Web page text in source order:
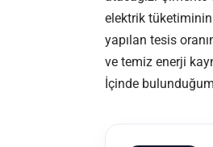
elektrik
yapılan tesis
ve temiz enerji
İçinde